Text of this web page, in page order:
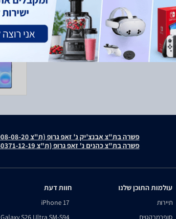
פשרה בת"צ אבנצ'יק נ' זאפ גרופ (ת"צ 23008-08-20)
פשרה בת"צ כהנים נ' זאפ גרופ (ת"צ 60371-12-19)
עולמות התוכן שלנו
תיירות
סופרמרקטים
חוות דעת
iPhone 17
Galaxy S26 Ultra SM-S94